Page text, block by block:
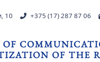
10 +375 (17) 287 87 06
OF THE